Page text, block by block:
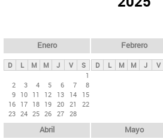
ds
p
n
Enero
D L M M J V
S
1
2
3 4 5 6 7
8
9 10 11 12 13 14
15
16 17 18 19 20 21
22
23 24 25 26 27 28
Febrero
D L M M J V
Abril Mayo